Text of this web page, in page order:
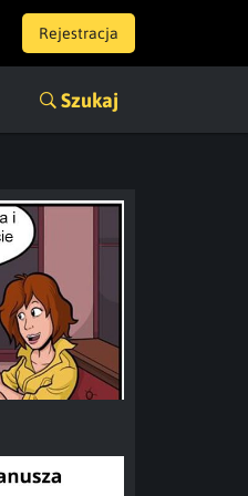
Rejestracja
Szukaj